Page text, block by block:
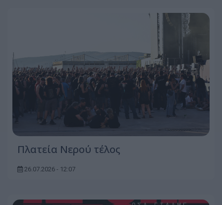
Πλατεία Νερού τέλος
26.07.2026 - 12:07